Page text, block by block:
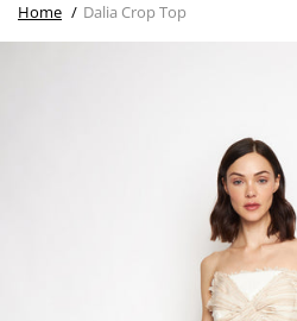
Home Dalia Crop Top